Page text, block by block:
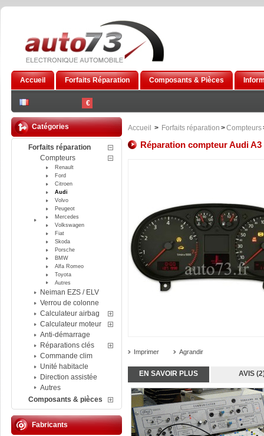
€
Accueil Forfaits Réparation Composants & Pièces
Catégories
Forfaits réparation
Compteurs
Renault
Ford
Citroen
Audi
Volvo
Peugeot
Mercedes
Volkswagen
Fiat
Skoda
Porsche
BMW
Alfa Romeo
Toyota
Autres
Neiman EZS / ELV
Verrou de colonne
Calculateur airbag
Calculateur moteur
Anti-démarrage
Réparations clés
Commande clim
Unité habitacle
Direction assistée
Autres
Composants & pièces
Fabricants
Accueil > Forfaits réparation >Compteurs
Réparation compteur Audi A3
Imprimer Agrandir
EN SAVOIR PLUS AVIS